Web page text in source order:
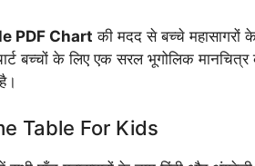
PDF Chart की मदद से बच्चे महासागरों
बच्चों के लिए एक सरल भूगोलिक मानचित्र
Table For Kids